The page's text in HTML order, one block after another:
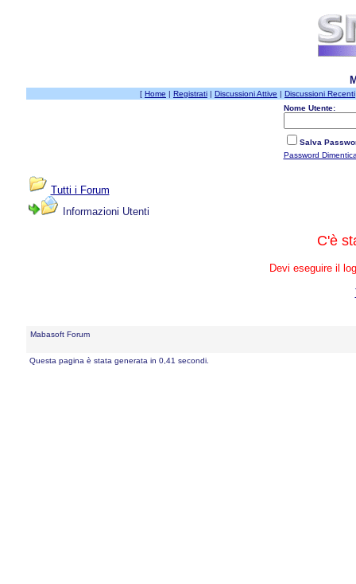
[ Home | Registrati | Discussioni Attive | Discussioni Recenti
Nome Utente:
Salva
Password
Tutti i Forum
Informazioni Utenti
C'è
Devi eseguire il
Mabasoft Forum
Questa pagina è stata generata in 0,41 secondi.